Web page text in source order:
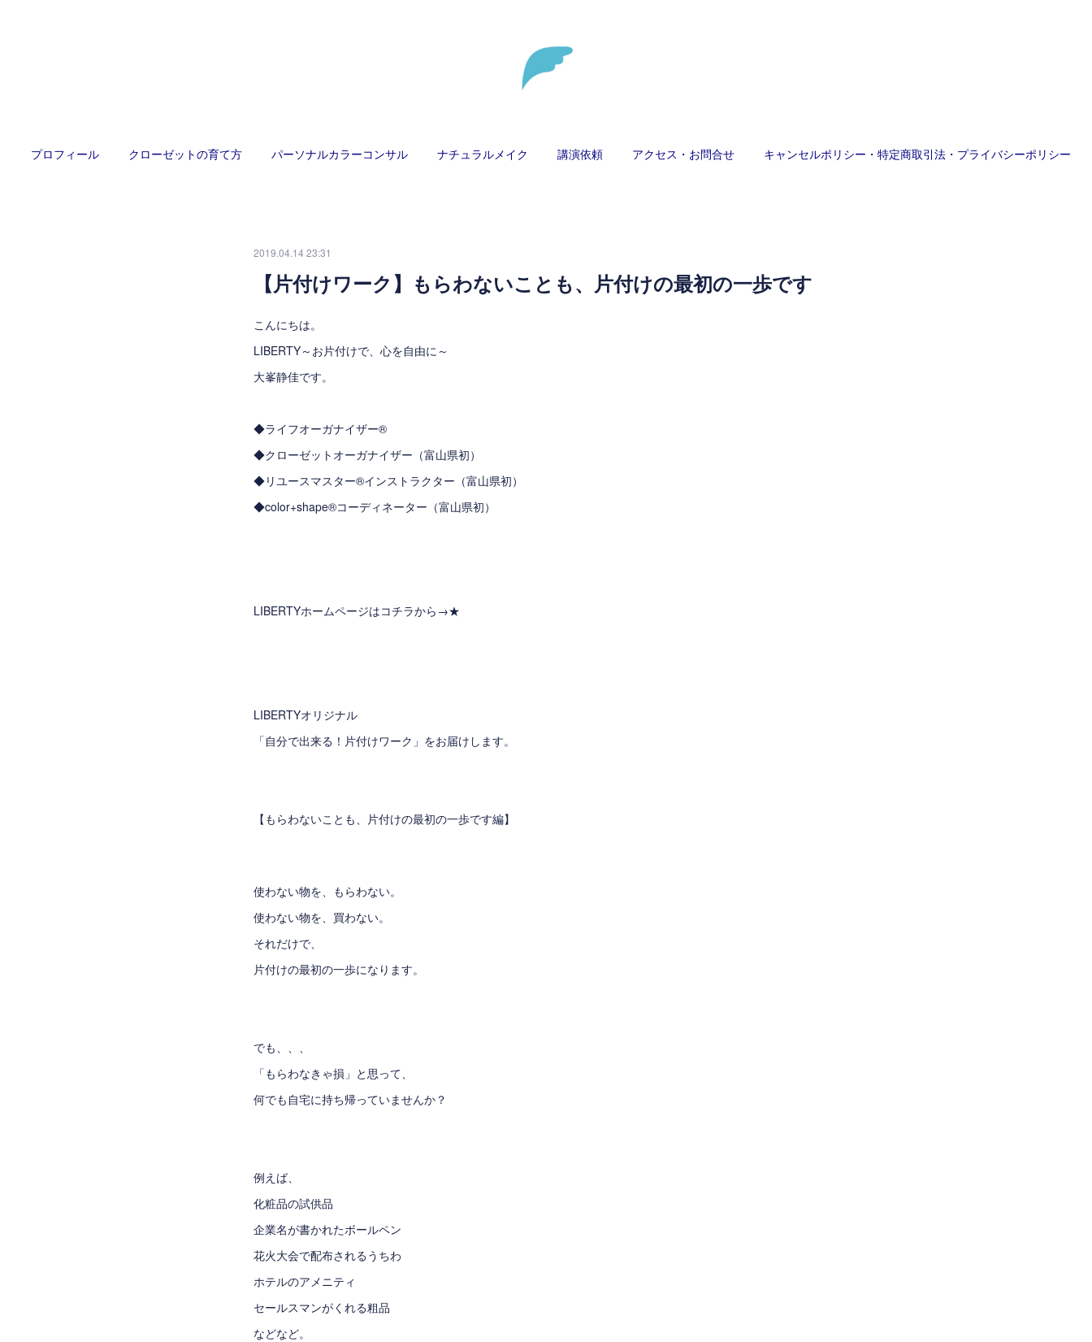
プロフィール クローゼットの育て方 パーソナルカラーコンサル ナチュラルメイク 講演依頼 アクセス・お問合せ キャンセルポリシー・特定商取引法・プライバシーポリシー
2019.04.14 23:31
【片付けワーク】もらわないことも、片付けの最初の一歩です
こんにちは。
LIBERTY～お片付けで、心を自由に～
大峯静佳です。
◆ライフオーガナイザー®
◆クローゼットオーガナイザー（富山県初）
◆リユースマスター®インストラクター（富山県初）
◆color+shape®コーディネーター（富山県初）
LIBERTYホームページはコチラから→★
LIBERTYオリジナル
「自分で出来る！片付けワーク」をお届けします。
【もらわないことも、片付けの最初の一歩です編】
使わない物を、もらわない。
使わない物を、買わない。
それだけで、
片付けの最初の一歩になります。
でも、、、
「もらわなきゃ損」と思って、
何でも自宅に持ち帰っていませんか？
例えば、
化粧品の試供品
企業名が書かれたボールペン
花火大会で配布されるうちわ
ホテルのアメニティ
セールスマンがくれる粗品
などなど。